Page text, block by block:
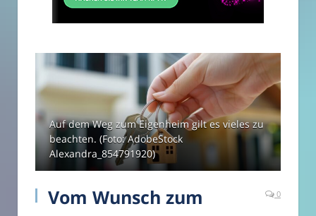
Auf dem Weg zum Eigenheim gilt es vieles zu
beachten. (Foto: AdobeStock
Alexandra_854791920)
Vom Wunsch zum
0